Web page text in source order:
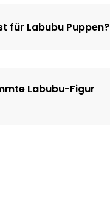
für Labubu Puppen?
Labubu-Figur